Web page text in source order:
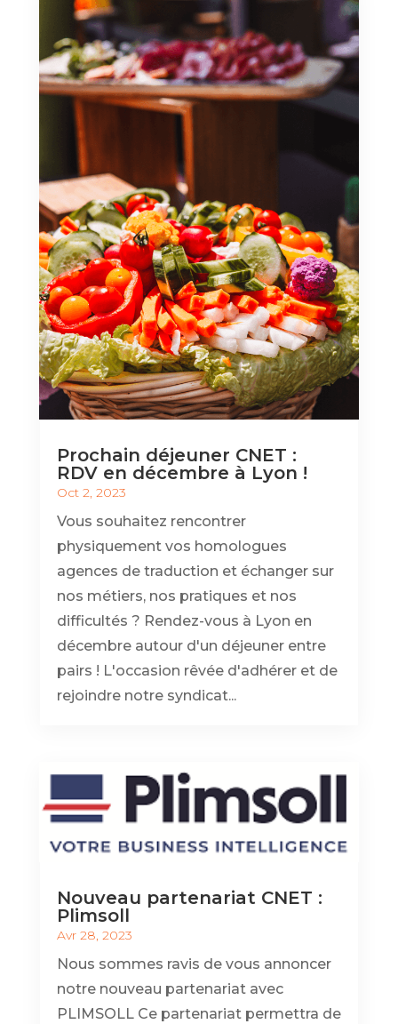
Prochain déjeuner CNET :
RDV en décembre à Lyon !
Oct 2, 2023
Vous souhaitez rencontrer
physiquement vos homologues
agences de traduction et échanger sur
nos métiers, nos pratiques et nos
difficultés ? Rendez-vous à Lyon en
décembre autour d'un déjeuner entre
pairs ! L'occasion rêvée d'adhérer et de
rejoindre notre syndicat...
Nouveau partenariat CNET :
Plimsoll
Avr 28, 2023
Nous sommes ravis de vous annoncer
notre nouveau partenariat avec
PLIMSOLL Ce partenariat permettra de